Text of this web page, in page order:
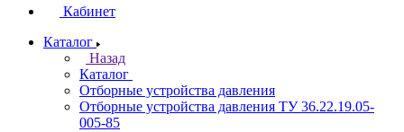
Кабинет
Каталог
Назад
Каталог
Отборные устройства давления
Отборные устройства давления ТУ 36.22.19.05-
005-85